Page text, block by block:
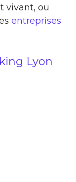
vivant, ou
entreprises
Lyon